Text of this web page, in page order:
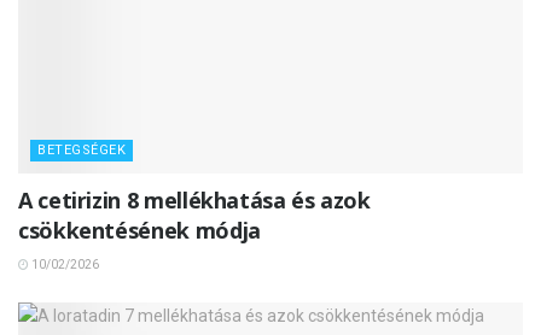
BETEGSÉGEK
A cetirizin 8 mellékhatása és azok
csökkentésének módja
10/02/2026